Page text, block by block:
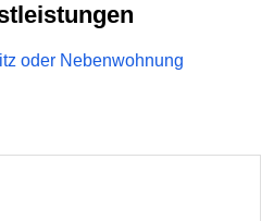
oder Nebenwohnung